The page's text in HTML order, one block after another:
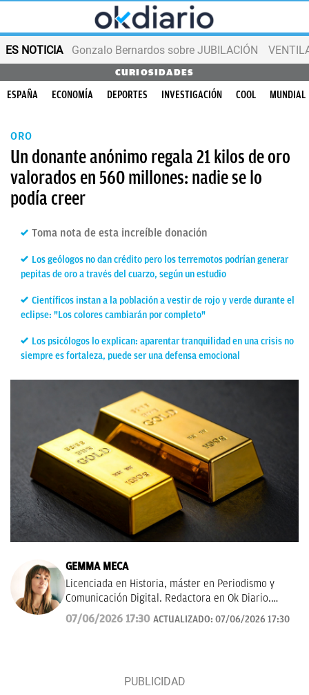
ES NOTICIA Gonzalo Bernardos sobre JUBILACIÓN
CURIOSIDADES
ESPAÑA ECONOMÍA DEPORTES INVESTIGACIÓN COOL MUNDIAL
ORO
Un donante anónimo regala 21 kilos de oro
valorados en 560 millones: nadie se lo
podía creer
Toma nota de esta increíble donación
Los geólogos no dan crédito pero los terremotos podrían generar
pepitas de oro a través del cuarzo, según un estudio
Científicos instan a la población a vestir de rojo y verde durante el
eclipse: "Los colores cambiarán por completo"
Los psicólogos lo explican: aparentar tranquilidad en una crisis no
siempre es fortaleza, puede ser una defensa emocional
GEMMA MECA
Licenciada en Historia, máster en Periodismo y
Comunicación Digital. Redactora en Ok Diario.
Cuento historias, soy amante de los astros, sigo a la
luna, los TT de Twitter y las tendencias en moda.
07/06/2026 17:30 ACTUALIZADO: 07/06/2026 17:30